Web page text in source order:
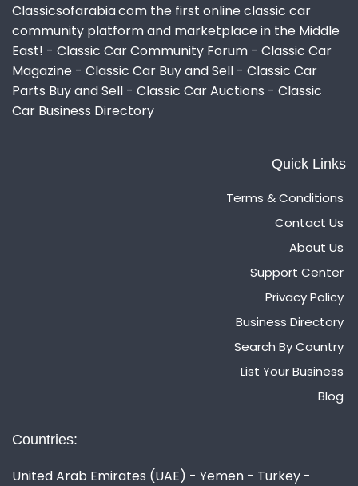
Classicsofarabia.com the first online classic car
community platform and marketplace in the Middle
East! - Classic Car Community Forum - Classic Car
Magazine - Classic Car Buy and Sell - Classic Car
Parts Buy and Sell - Classic Car Auctions - Classic
Car Business Directory
Quick Links
Terms & Conditions
Contact Us
About Us
Support Center
Privacy Policy
Business Directory
Search By Country
List Your Business
Blog
Countries:
United Arab Emirates (UAE) - Yemen - Turkey -